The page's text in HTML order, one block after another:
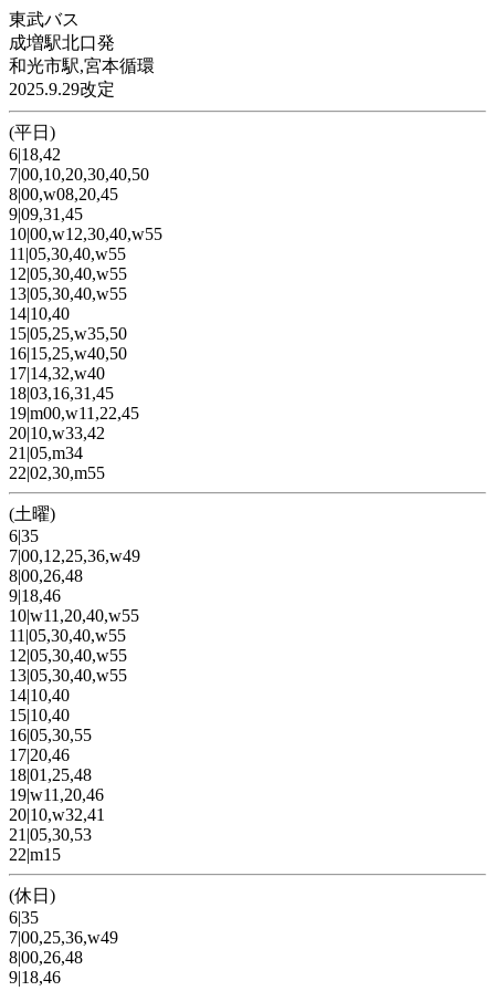
東武バス
成増駅北口発
和光市駅,宮本循環
2025.9.29改定
(平日)
6|18,42
7|00,10,20,30,40,50
8|00,w08,20,45
9|09,31,45
10|00,w12,30,40,w55
11|05,30,40,w55
12|05,30,40,w55
13|05,30,40,w55
14|10,40
15|05,25,w35,50
16|15,25,w40,50
17|14,32,w40
18|03,16,31,45
19|m00,w11,22,45
20|10,w33,42
21|05,m34
22|02,30,m55
(土曜)
6|35
7|00,12,25,36,w49
8|00,26,48
9|18,46
10|w11,20,40,w55
11|05,30,40,w55
12|05,30,40,w55
13|05,30,40,w55
14|10,40
15|10,40
16|05,30,55
17|20,46
18|01,25,48
19|w11,20,46
20|10,w32,41
21|05,30,53
22|m15
(休日)
6|35
7|00,25,36,w49
8|00,26,48
9|18,46